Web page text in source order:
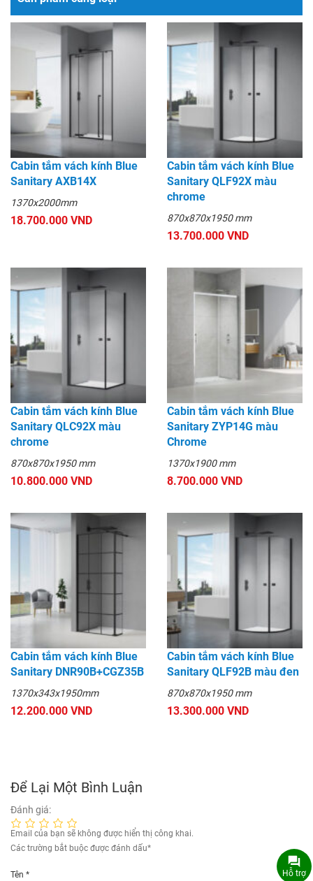
Cabin tắm vách kính Blue
Sanitary AXB14X
1370x2000mm
18.700.000 VND
Cabin tắm vách kính Blue
Sanitary QLF92X màu
chrome
870x870x1950 mm
13.700.000 VND
Cabin tắm vách kính Blue
Sanitary QLC92X màu
chrome
870x870x1950 mm
10.800.000 VND
Cabin tắm vách kính Blue
Sanitary ZYP14G màu
Chrome
1370x1900 mm
8.700.000 VND
Cabin tắm vách kính Blue
Sanitary DNR90B+CGZ35B
1370x343x1950mm
12.200.000 VND
Cabin tắm vách kính Blue
Sanitary QLF92B màu đen
870x870x1950 mm
13.300.000 VND
Để Lại Một Bình Luận
Đánh giá:
Email của bạn sẽ không được hiển thị công khai.
Các trường bắt buộc được đánh dấu*
Tên * Hỗ trợ